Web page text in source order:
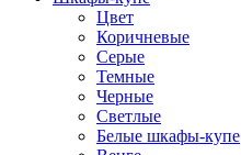
Цвет
Коричневые
Серые
Темные
Черные
Светлые
Белые шкафы-купе